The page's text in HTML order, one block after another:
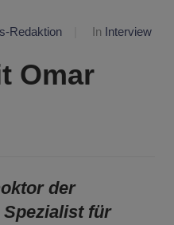
Redaktion In Interview
Omar
der
für